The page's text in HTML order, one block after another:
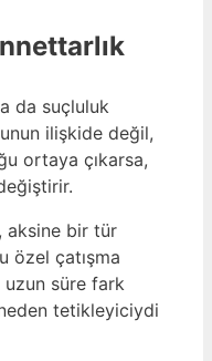
da suçluluk
ilişkide değil,
ortaya çıkarsa,
aksine bir tür
özel çatışma
uzun süre fark
tetikleyiciydi